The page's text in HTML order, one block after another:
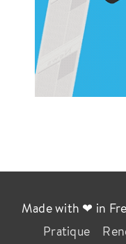
Made with ❤ in
Pratique